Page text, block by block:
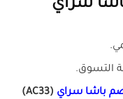
سراي
التسوق.
باشا سراي (AC33)